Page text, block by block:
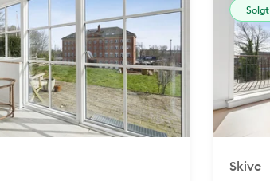
Solgt
Skive